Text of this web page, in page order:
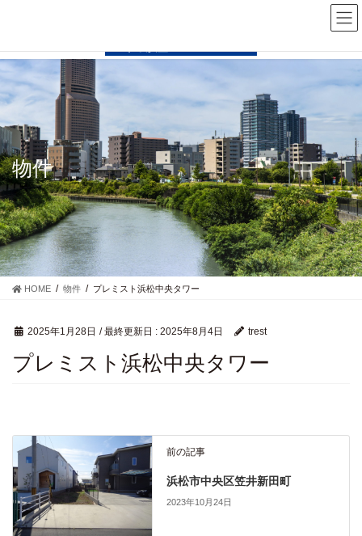
ン
に
移
動
ー
ョ
ン
に
移
動物件
HOME 物件 プレミスト浜松中央タワー
2025年1月28日 / 最終更新日 : 2025年8月4日 trest
プレミスト浜松中央タワー
前の記事
浜松市中央区笠井新田町
2023年10月24日